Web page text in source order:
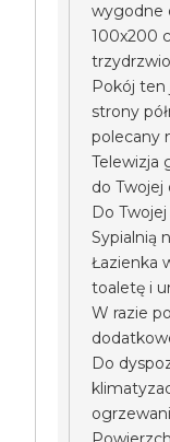
wygodne
100x200
Pokój ten
strony
polecany
Telewizja
do Twojej
Do
Sypialnią
Łazienka
toaletę i
W razie
Do